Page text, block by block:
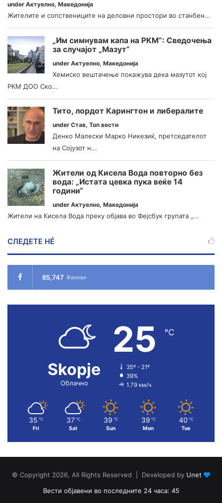
under Актуелно, Македонија
Жителите и сопствениците на деловни простори во станбен...
„Им симнувам капа на РКМ“: Сведочења
за случајот „Мазут“
under Актуелно, Македонија
Хемиско вештачење покажува дека мазутот кој
РКМ ДОО Ско...
Тито, лордот Карингтон и либералите
under Став, Топ вести
Денко Малески Марко Никезиќ, претседателот
на Сојузот н...
Жители од Кисела Вода повторно без
вода: „Истата цевка пука веќе 14
години“
under Актуелно, Македонија
Жители на Кисела Вода преку објава во Фејсбук групата „...
СЛЕДЕТЕ НÉ
85,747 Фанови
Skopje
Облачно
25 ℃
35º - 21º
39%
1.79 км/ч
35 ℃
Fri
37 ℃
Sat
39 ℃
Sun
39 ℃
Mon
40 ℃
Tue
© Copyright 2026, All Rights Reserved | Developed by Unet
Вести објавени во последните 24 часа: 45